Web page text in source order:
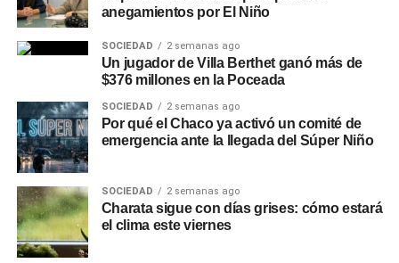
anegamientos por El Niño
SOCIEDAD 2 semanas ago
Un jugador de Villa Berthet ganó más de
$376 millones en la Poceada
SOCIEDAD 2 semanas ago
Por qué el Chaco ya activó un comité de
emergencia ante la llegada del Súper Niño
SOCIEDAD 2 semanas ago
Charata sigue con días grises: cómo estará
el clima este viernes